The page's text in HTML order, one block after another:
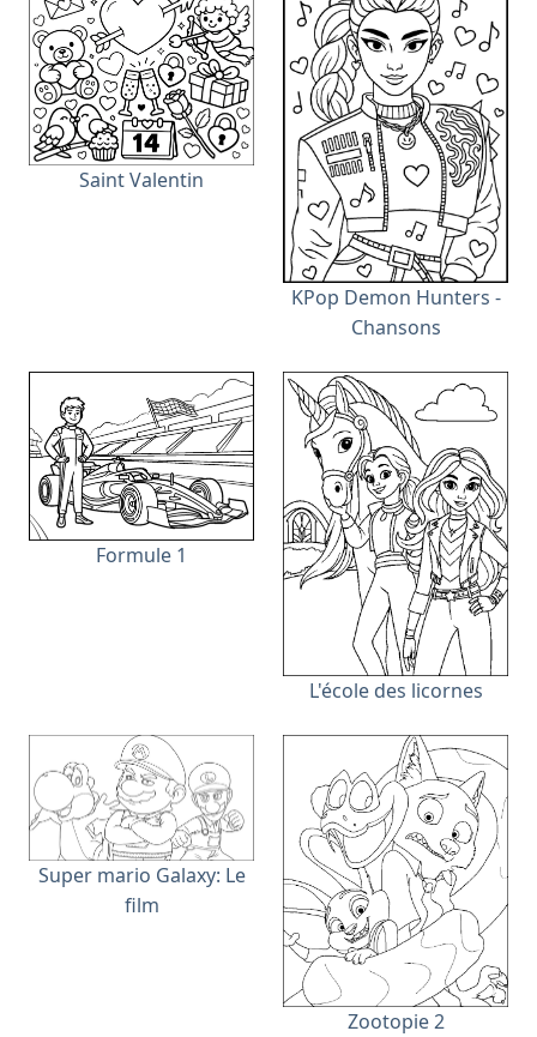
Saint Valentin
KPop Demon Hunters -
Chansons
Formule 1
L'école des licornes
Super mario Galaxy: Le
film
Zootopie 2